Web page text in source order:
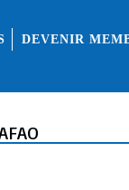
DEVENIR